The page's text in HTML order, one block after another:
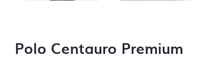
Polo Centauro Premium
¿En que consiste la revisión básica?